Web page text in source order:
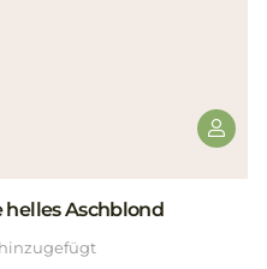
helles Aschblond